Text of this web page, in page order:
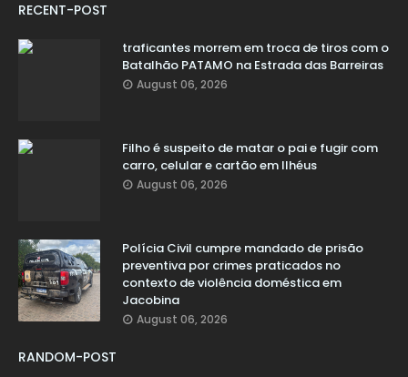
RECENT-POST
traficantes morrem em troca de tiros com o
Batalhão PATAMO na Estrada das Barreiras
August 06, 2026
Filho é suspeito de matar o pai e fugir com
carro, celular e cartão em Ilhéus
August 06, 2026
Polícia Civil cumpre mandado de prisão
preventiva por crimes praticados no
contexto de violência doméstica em
Jacobina
August 06, 2026
RANDOM-POST